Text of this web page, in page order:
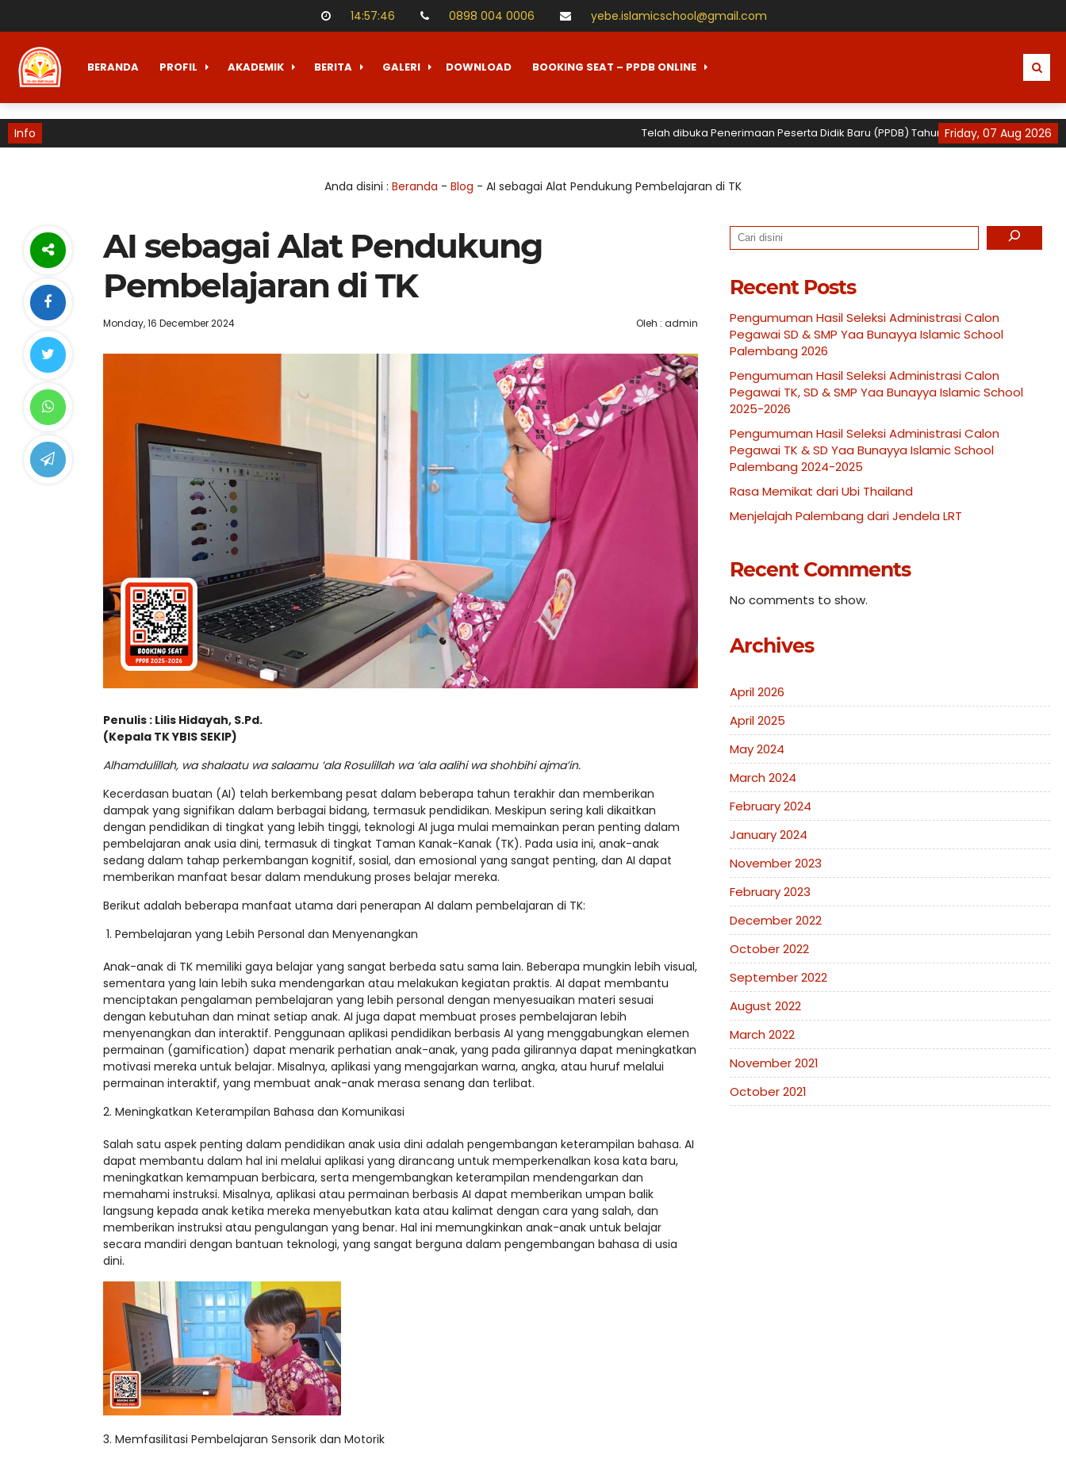
14:57:47 0898 004 0006 yebe.islamicschool@gmail.com
BERANDA PROFIL AKADEMIK BERITA GALERI DOWNLOAD BOOKING SEAT – PPDB ONLINE
Info Friday, 07 Aug 2026
Telah dibuka Penerimaan Peserta Didik Baru (PPDB) Tahun Ajaran 2026 / 2027 untuk
Anda disini : Beranda - Blog - AI sebagai Alat Pendukung Pembelajaran di TK
AI sebagai Alat Pendukung
Pembelajaran di TK
Monday, 16 December 2024 Oleh : admin
Penulis : Lilis Hidayah, S.Pd.
(Kepala TK YBIS SEKIP)
Alhamdulillah, wa shalaatu wa salaamu ‘ala Rosulillah wa ‘ala aalihi wa shohbihi ajma’in.
Kecerdasan buatan (AI) telah berkembang pesat dalam beberapa tahun terakhir dan memberikan
dampak yang signifikan dalam berbagai bidang, termasuk pendidikan. Meskipun sering kali dikaitkan
dengan pendidikan di tingkat yang lebih tinggi, teknologi AI juga mulai memainkan peran penting dalam
pembelajaran anak usia dini, termasuk di tingkat Taman Kanak-Kanak (TK). Pada usia ini, anak-anak
sedang dalam tahap perkembangan kognitif, sosial, dan emosional yang sangat penting, dan AI dapat
memberikan manfaat besar dalam mendukung proses belajar mereka.
Berikut adalah beberapa manfaat utama dari penerapan AI dalam pembelajaran di TK:
Pembelajaran yang Lebih Personal dan Menyenangkan
Anak-anak di TK memiliki gaya belajar yang sangat berbeda satu sama lain. Beberapa mungkin lebih visual,
sementara yang lain lebih suka mendengarkan atau melakukan kegiatan praktis. AI dapat membantu
menciptakan pengalaman pembelajaran yang lebih personal dengan menyesuaikan materi sesuai
dengan kebutuhan dan minat setiap anak. AI juga dapat membuat proses pembelajaran lebih
menyenangkan dan interaktif. Penggunaan aplikasi pendidikan berbasis AI yang menggabungkan elemen
permainan (gamification) dapat menarik perhatian anak-anak, yang pada gilirannya dapat meningkatkan
motivasi mereka untuk belajar. Misalnya, aplikasi yang mengajarkan warna, angka, atau huruf melalui
permainan interaktif, yang membuat anak-anak merasa senang dan terlibat.
Meningkatkan Keterampilan Bahasa dan Komunikasi
Salah satu aspek penting dalam pendidikan anak usia dini adalah pengembangan keterampilan bahasa. AI
dapat membantu dalam hal ini melalui aplikasi yang dirancang untuk memperkenalkan kosa kata baru,
meningkatkan kemampuan berbicara, serta mengembangkan keterampilan mendengarkan dan
memahami instruksi. Misalnya, aplikasi atau permainan berbasis AI dapat memberikan umpan balik
langsung kepada anak ketika mereka menyebutkan kata atau kalimat dengan cara yang salah, dan
memberikan instruksi atau pengulangan yang benar. Hal ini memungkinkan anak-anak untuk belajar
secara mandiri dengan bantuan teknologi, yang sangat berguna dalam pengembangan bahasa di usia
dini.
Memfasilitasi Pembelajaran Sensorik dan Motorik
Search
Recent Posts
Pengumuman Hasil Seleksi Administrasi Calon
Pegawai SD & SMP Yaa Bunayya Islamic School
Palembang 2026
Pengumuman Hasil Seleksi Administrasi Calon
Pegawai TK, SD & SMP Yaa Bunayya Islamic School
2025-2026
Pengumuman Hasil Seleksi Administrasi Calon
Pegawai TK & SD Yaa Bunayya Islamic School
Palembang 2024-2025
Rasa Memikat dari Ubi Thailand
Menjelajah Palembang dari Jendela LRT
Recent Comments
No comments to show.
Archives
April 2026
April 2025
May 2024
March 2024
February 2024
January 2024
November 2023
February 2023
December 2022
October 2022
September 2022
August 2022
March 2022
November 2021
October 2021